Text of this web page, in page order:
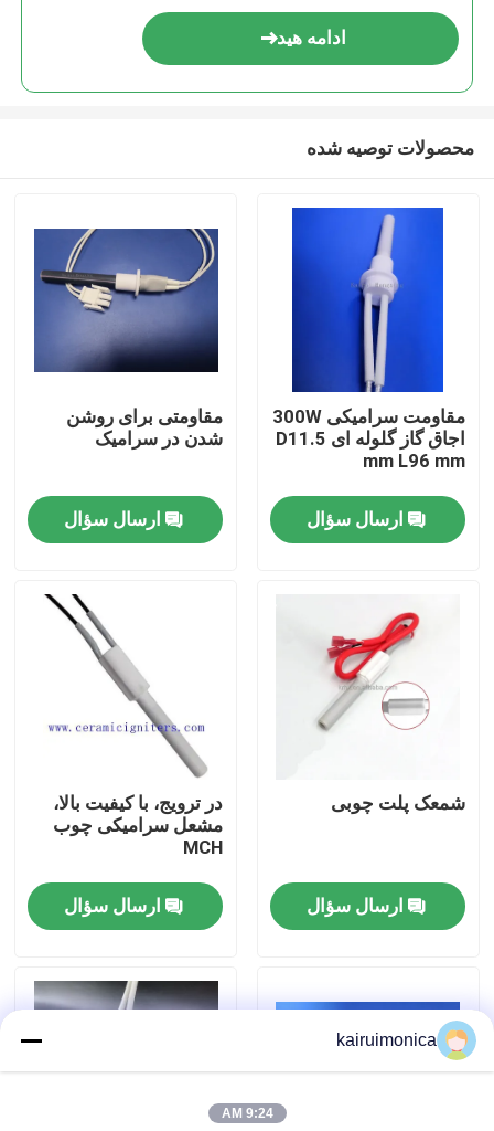
فیلم های
نمایش واقعیت مجازی
کنترل کیفیت
اخبار
ادامه هید
محصولات توصیه شده
مقاومت سرامیکی 300W
اجاق گاز گلوله ای D11.5
mm L96 mm
ارسال سؤال
مقاومتی برای روشن
شدن در سرامیک
ارسال سؤال
شمعک پلت چوبی
ارسال سؤال
در ترویج، با کیفیت بالا،
مشعل سرامیکی چوب
MCH
ارسال سؤال
kairuimonica
9:24 AM